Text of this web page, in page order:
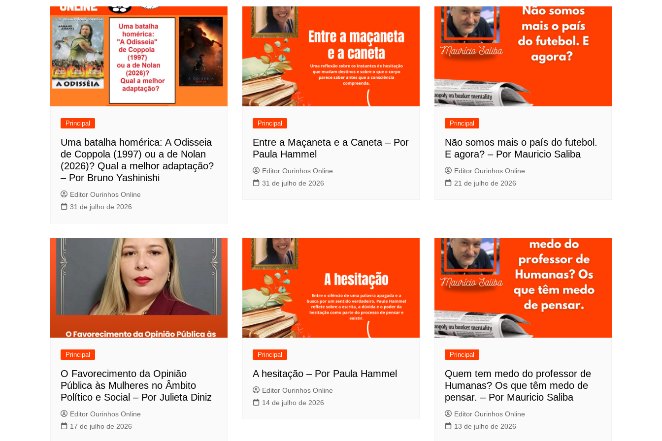
v
e
g
a
ç
ã
t
Principal
Uma batalha homérica: A Odisseia
de Coppola (1997) ou a de Nolan
(2026)? Qual a melhor adaptação?
– Por Bruno Yashinishi
Editor Ourinhos Online
31 de julho de 2026
Principal
Entre a Maçaneta e a Caneta – Por
Paula Hammel
Editor Ourinhos Online
31 de julho de 2026
Principal
Não somos mais o país do futebol.
E agora? – Por Mauricio Saliba
Editor Ourinhos Online
21 de julho de 2026
Principal
O Favorecimento da Opinião
Pública às Mulheres no Âmbito
Político e Social – Por Julieta Diniz
Editor Ourinhos Online
17 de julho de 2026
Principal
A hesitação – Por Paula Hammel
Editor Ourinhos Online
14 de julho de 2026
Principal
Quem tem medo do professor de
Humanas? Os que têm medo de
pensar. – Por Mauricio Saliba
Editor Ourinhos Online
13 de julho de 2026